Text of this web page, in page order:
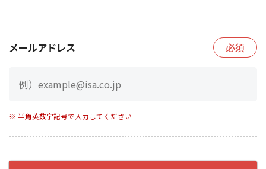
必須
メールアドレス
※ 半角英数字記号で入力してください